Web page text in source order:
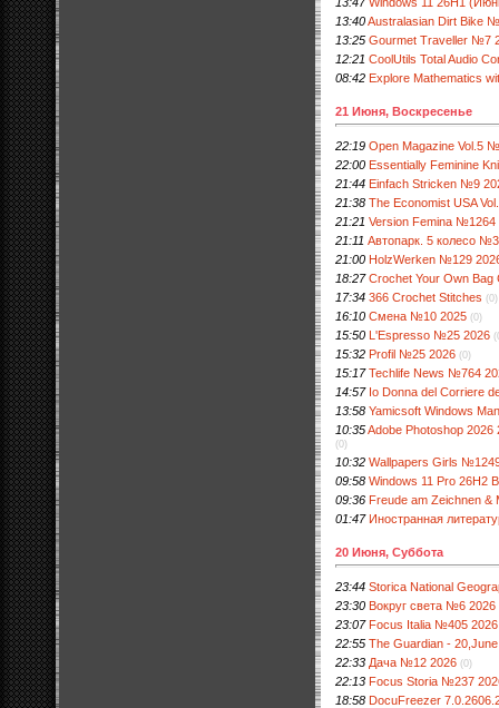
13:40Australasian Dirt Bike
13:25 Gourmet Traveller №7
12:21 CoolUtils Total Audio
08:42 Explore Mathematics
21 Июня, Воскресенье
22:19 Open Magazine Vol.5
22:00 Essentially Feminine
21:44 Einfach Stricken №9
21:38 The Economist USA
21:21 Version Femina №1264
21:11 Автопарк. 5 колесо
21:00 HolzWerken №129
18:27 Crochet Your Own Bag
17:34 366 Crochet Stitches (0)
16:10 Смена №10 2025 (0)
15:50 L'Espresso №25 2026
15:32 Profil №25 2026 (0)
15:17 Techlife News №764
14:57 Io Donna del Corriere
13:58 Yamicsoft Windows
10:35Adobe Photoshop 2026
(0)
10:32 Wallpapers Girls
09:58 Windows 11 Pro 26H2
09:36 Freude am Zeichnen &
01:47 Иностранная
20 Июня, Суббота
23:44 Storica National
23:30 Вокруг света №6 2026
23:07 Focus Italia №405 2026
22:55 The Guardian -
22:33 Дача №12 2026 (0)
22:13 Focus Storia №237
18:58 DocuFreezer